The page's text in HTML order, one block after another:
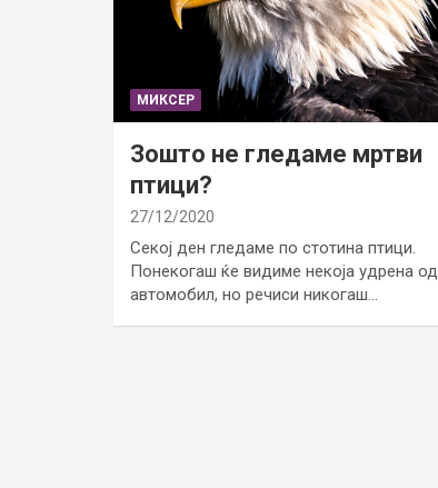
МИКСЕР
Зошто не гледаме мртви
птици?
27/12/2020
Секој ден гледаме по стотина птици.
Понекогаш ќе видиме некоја удрена од
автомобил, но речиси никогаш…